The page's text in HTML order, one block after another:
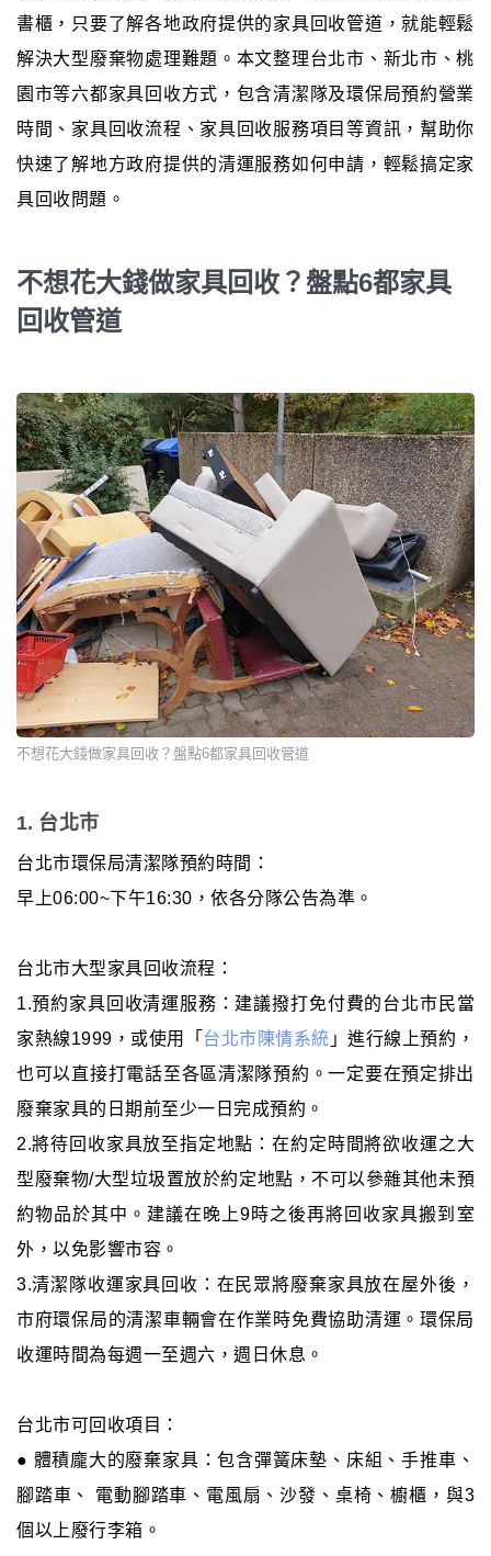
書櫃，只要了解各地政府提供的家具回收管道，就能輕鬆
解決大型廢棄物處理難題。本文整理台北市、新北市、桃
園市等六都家具回收方式，包含清潔隊及環保局預約營業
時間、家具回收流程、家具回收服務項目等資訊，幫助你
快速了解地方政府提供的清運服務如何申請，輕鬆搞定家
具回收問題。
不想花大錢做家具回收？盤點6都家具
回收管道
不想花大錢做家具回收？盤點6都家具回收管道
1. 台北市
台北市環保局清潔隊預約時間：
早上06:00~下午16:30，依各分隊公告為準。
台北市大型家具回收流程：
1.預約家具回收清運服務：建議撥打免付費的台北市民當
家熱線1999，或使用「 台北市陳情系統 」進行線上預約，
也可以直接打電話至各區清潔隊預約。一定要在預定排出
廢棄家具的日期前至少一日完成預約。
2.將待回收家具放至指定地點：在約定時間將欲收運之大
型廢棄物/大型垃圾置放於約定地點，不可以參雜其他未預
約物品於其中。建議在晚上9時之後再將回收家具搬到室
外，以免影響市容。
3.清潔隊收運家具回收：在民眾將廢棄家具放在屋外後，
市府環保局的清潔車輛會在作業時免費協助清運。環保局
收運時間為每週一至週六，週日休息。
台北市可回收項目：
● 體積龐大的廢棄家具：包含彈簧床墊、床組、手推車、
腳踏車、 電動腳踏車、電風扇、沙發、桌椅、櫥櫃，與3
個以上廢行李箱。